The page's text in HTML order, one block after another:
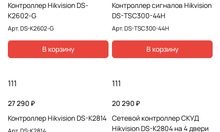
Контроллер Hikvision DS-
K2602-G
Арт.DS-K2602-G
В корзину
Контроллер сигналов Hikvision
DS-TSC300-44H
Арт.DS-TSC300-44H
В корзину
111
27 290 ₽
Контроллер Hikvision DS-K2814
111
20 290 ₽
Сетевой контроллер СКУД
Hikvision DS-K2804 на 4 двери